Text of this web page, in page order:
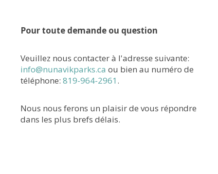
Pour toute demande ou question
Veuillez nous contacter à l'adresse suivante:
info@nunavikparks.ca ou bien au numéro de
téléphone:819-964-2961 .
Nous nous ferons un plaisir de vous répondre
dans les plus brefs délais.